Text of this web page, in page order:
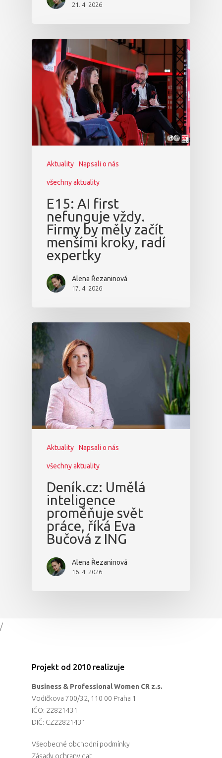
21. 4. 2026
Aktuality Napsali o nás
všechny aktuality
E15: AI first
nefunguje vždy.
Firmy by měly začít
menšími kroky, radí
expertky
Alena Řezaninová
17. 4. 2026
Aktuality Napsali o nás
všechny aktuality
Deník.cz: Umělá
inteligence
proměňuje svět
práce, říká Eva
Bučová z ING
Alena Řezaninová
16. 4. 2026
/
Projekt od 2010 realizuje
Business & Professional Women CR z.s.
Vodičkova 700/32, 110 00 Praha 1
IČO: 22821431
DIČ: CZ22821431
Všeobecné obchodní podmínky
Zásady ochrany dat